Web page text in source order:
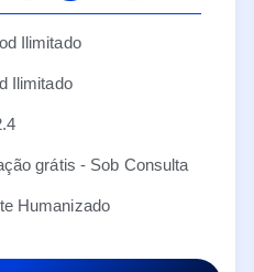
Ilimitado
Ilimitado
grátis - Sob Consulta
Humanizado